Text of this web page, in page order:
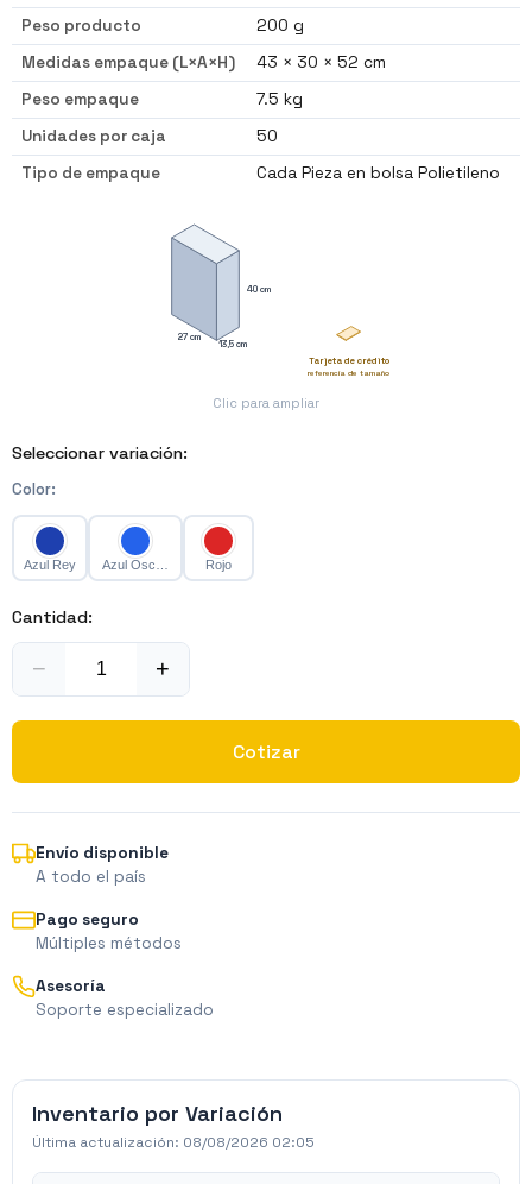
Peso producto
200 g
Medidas empaque (L×A×H)
43 × 30 × 52 cm
Peso empaque
7.5 kg
Unidades por caja
50
Tipo de empaque
Cada Pieza en bolsa Polietileno
13,5 cm
27 cm
40 cm
Tarjeta de crédito
referencia de tamaño
Clic para ampliar
Seleccionar variación:
Color:
Azul Rey Azul Oscuro Rojo
Cantidad:
− +
Cotizar
Envío disponible
A todo el país
Pago seguro
Múltiples métodos
Asesoría
Soporte especializado
Inventario por Variación
Última actualización: 08/08/2026 02:05